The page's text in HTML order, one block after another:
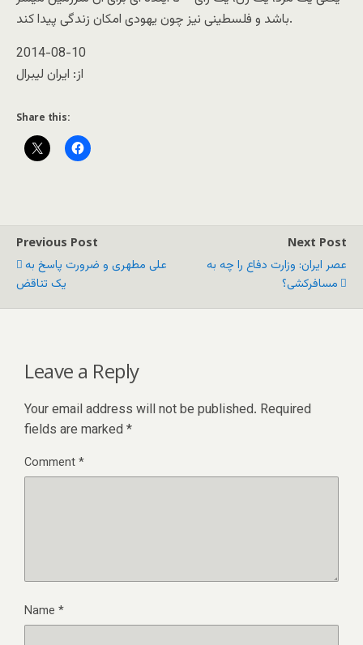
باشد و فلسطینی نیز چون یهودی امکان زندگی پیدا کند.
2014-08-10
از: ایران لیبرال
Share this:
Previous Post
علی مطهری و ضرورت پاسخ به
یک تناقض
Next Post
عصر ایران: وزارت دفاع را چه به
مسافرکشی؟
Leave a Reply
Your email address will not be published. Required
fields are marked *
Comment*
Name *